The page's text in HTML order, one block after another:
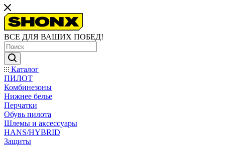
ВСЕ ДЛЯ ВАШИХ ПОБЕД!
Каталог
ПИЛОТ
Комбинезоны
Нижнее белье
Перчатки
Обувь пилота
Шлемы и аксессуары
HANS/HYBRID
Защиты